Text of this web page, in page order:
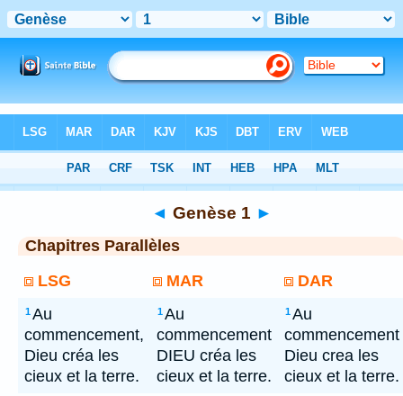
◄ Genèse 1 ►
Chapitres Parallèles
LSG
MAR DAR
1Au
commencement,
Dieu créa les
cieux et la terre.
1Au
commencement
DIEU créa les
cieux et la terre.
1Au
commencement
Dieu crea les
cieux et la terre.